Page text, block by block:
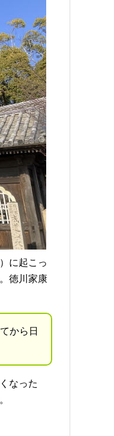
に起こっ
徳川家康
から日
なった